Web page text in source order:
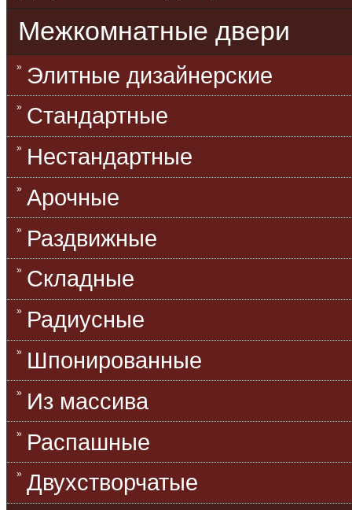
Межкомнатные двери
Элитные дизайнерские
Стандартные
Нестандартные
Арочные
Раздвижные
Складные
Радиусные
Шпонированные
Из массива
Распашные
Двухстворчатые